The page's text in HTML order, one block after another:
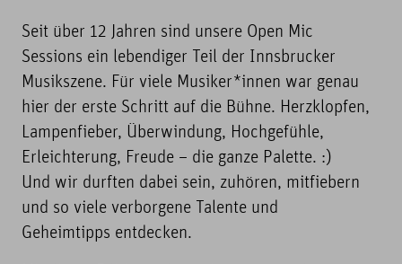
Seit über 12 Jahren sind unsere Open Mic
Sessions ein lebendiger Teil der Innsbrucker
Musikszene. Für viele Musiker*innen war genau
hier der erste Schritt auf die Bühne. Herzklopfen,
Lampenfieber, Überwindung, Hochgefühle,
Erleichterung, Freude – die ganze Palette. :)
Und wir durften dabei sein, zuhören, mitfiebern
und so viele verborgene Talente und
Geheimtipps entdecken.